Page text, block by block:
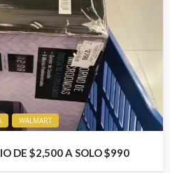
WALMART
DE $2,500 A SOLO $990